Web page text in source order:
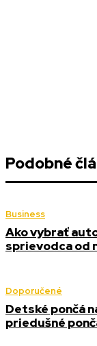
Podobné
Business
Ako vybrať
sprievodca od
Doporučené
Detské pončá
priedušné